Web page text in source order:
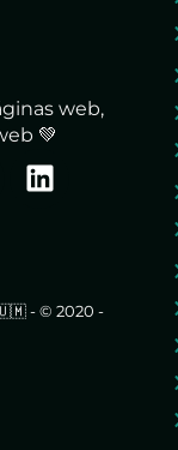
web,
💚
- © 2020 -